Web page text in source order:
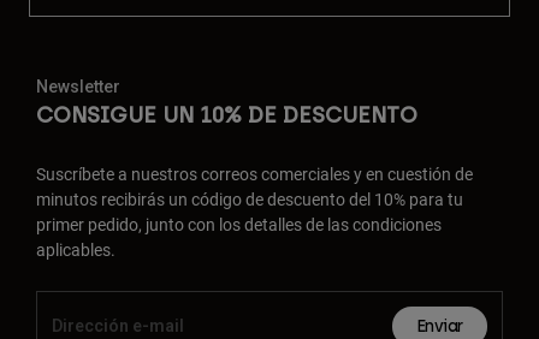
Newsletter
CONSIGUE UN 10% DE DESCUENTO
Suscríbete a nuestros correos comerciales y en cuestión de
minutos recibirás un código de descuento del 10% para tu
primer pedido, junto con los detalles de las condiciones
aplicables.
Enviar